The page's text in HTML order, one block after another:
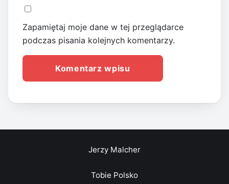
Zapamiętaj moje dane w tej przeglądarce
podczas pisania kolejnych komentarzy.
Jerzy Malcher
Tobie Polsko